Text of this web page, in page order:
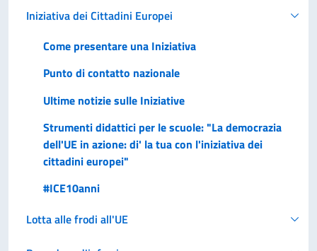
Iniziativa dei Cittadini Europei
Come presentare una Iniziativa
Punto di contatto nazionale
Ultime notizie sulle Iniziative
Strumenti didattici per le scuole: "La democrazia
dell'UE in azione: di' la tua con l'iniziativa dei
cittadini europei"
#ICE10anni
Lotta alle frodi all'UE